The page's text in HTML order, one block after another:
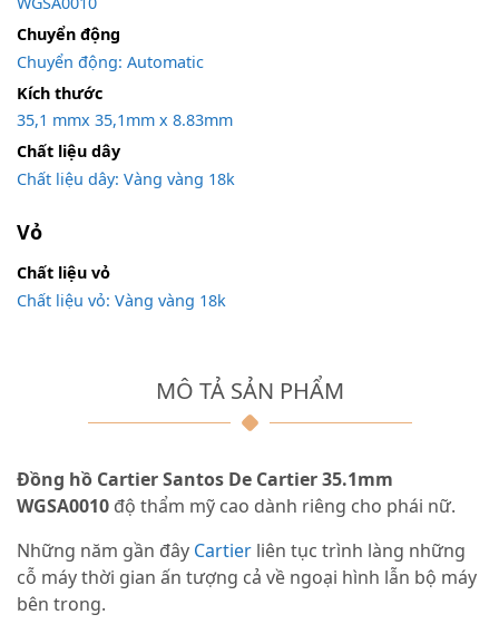
MÔ TẢ SẢN PHẨM
Đồng hồ Cartier Santos De Cartier 35.1mm
WGSA0010 độ thẩm mỹ cao dành riêng cho phái nữ.
Những năm gần đây Cartier liên tục trình làng những
cỗ máy thời gian ấn tượng cả về ngoại hình lẫn bộ máy
bên trong.
Chuyển động
Chuyển động: Automatic
Kích thước
35,1 mmx 35,1mm x 8.83mm
Chất liệu dây
Chất liệu dây: Vàng vàng 18k
Vỏ
Chất liệu vỏ
Chất liệu vỏ: Vàng vàng 18k